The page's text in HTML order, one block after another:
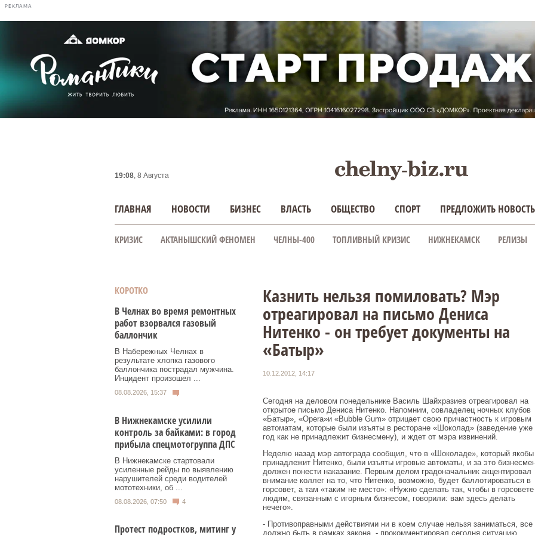
РЕКЛАМА
19:08, 8 Августа
ГЛАВНАЯ НОВОСТИ БИЗНЕС ВЛАСТЬ ОБЩЕСТВО СПОРТ ПРЕДЛОЖИТЬ НОВОСТЬ
КРИЗИС АКТАНЫШСКИЙ ФЕНОМЕН ЧЕЛНЫ-400 ТОПЛИВНЫЙ КРИЗИС НИЖНЕКАМСК РЕЛИЗЫ
КОРОТКО
В Челнах во время ремонтных
работ взорвался газовый
баллончик
В Набережных Челнах в
результате хлопка газового
баллончика пострадал мужчина.
Инцидент произошел ...
08.08.2026, 15:37
В Нижнекамске усилили
контроль за байками: в город
прибыла спецмотогруппа ДПС
В Нижнекамске стартовали
усиленные рейды по выявлению
нарушителей среди водителей
мототехники, об ...
08.08.2026, 07:50 4
Протест подростков, митинг у
Казнить нельзя помиловать? Мэр
отреагировал на письмо Дениса
Нитенко - он требует документы на
«Батыр»
10.12.2012, 14:17
Сегодня на деловом понедельнике Василь Шайхразиев отреагировал на
открытое письмо Дениса Нитенко. Напомним, совладелец ночных клубов
«Батыр», «Opera»и «Bubble Gum» отрицает свою причастность к игровым
автоматам, которые были изъяты в ресторане «Шоколад» (заведение уже
год как не принадлежит бизнесмену), и ждет от мэра извинений.
Неделю назад мэр автограда сообщил, что в «Шоколаде», который якобы
принадлежит Нитенко, были изъяты игровые автоматы, и за это
должен понести наказание. Первым делом градоначальник акцентировал
внимание коллег на то, что Нитенко, возможно, будет баллотироваться в
горсовет, а там «таким не место»: «Нужно сделать так, чтобы в горсовете
людям, связанным с игорным бизнесом, говорили: вам здесь делать
нечего».
- Противоправными действиями ни в коем случае нельзя заниматься, все
должно быть в рамках закона, - прокомментировал сегодня ситуацию